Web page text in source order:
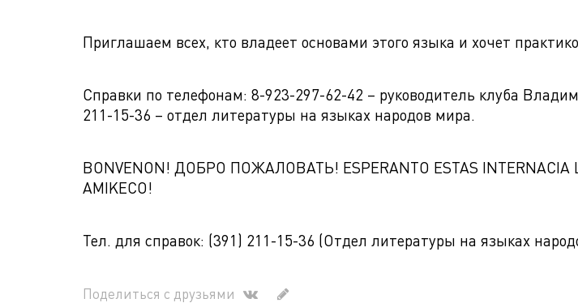
Приглашаем всех, кто владеет основами этого языка и хочет
Справки по телефонам: 8-923-297-62-42 – руководитель клуба
211-15-36 – отдел литературы на языках народов мира.
BONVENON! ДОБРО ПОЖАЛОВАТЬ! ESPERANTO ESTAS INTERNACIA
AMIKECO!
Тел. для справок: (391) 211-15-36 (Отдел литературы на языках
Поделиться с друзьями